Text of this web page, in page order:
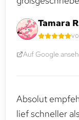
Tamara
Auf Google
Absolut
lief schneller